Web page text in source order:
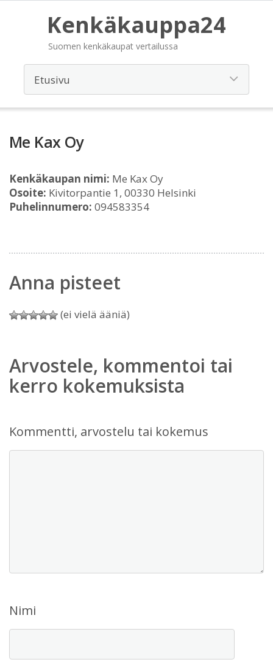
Kenkäkauppa24
Suomen kenkäkaupat vertailussa
Me Kax Oy
Kenkäkaupan nimi: Me Kax Oy
Osoite: Kivitorpantie 1, 00330 Helsinki
Puhelinnumero: 094583354
Anna pisteet
(ei vielä ääniä)
Arvostele, kommentoi tai
kerro kokemuksista
Kommentti, arvostelu tai kokemus
Nimi